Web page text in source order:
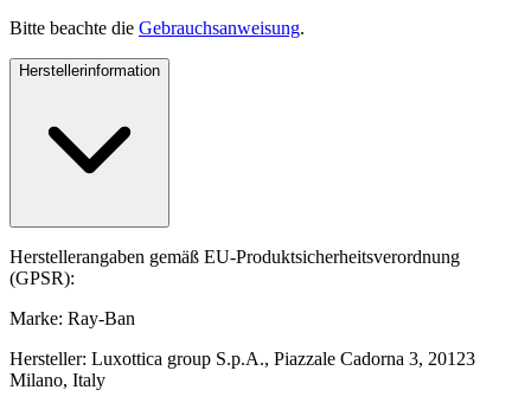
Bitte beachte die Gebrauchsanweisung.
Herstellerinformation
Herstellerangaben gemäß EU-Produktsicherheitsverordnung
(GPSR):
Marke: Ray-Ban
Hersteller: Luxottica group S.p.A., Piazzale Cadorna 3, 20123
Milano, Italy